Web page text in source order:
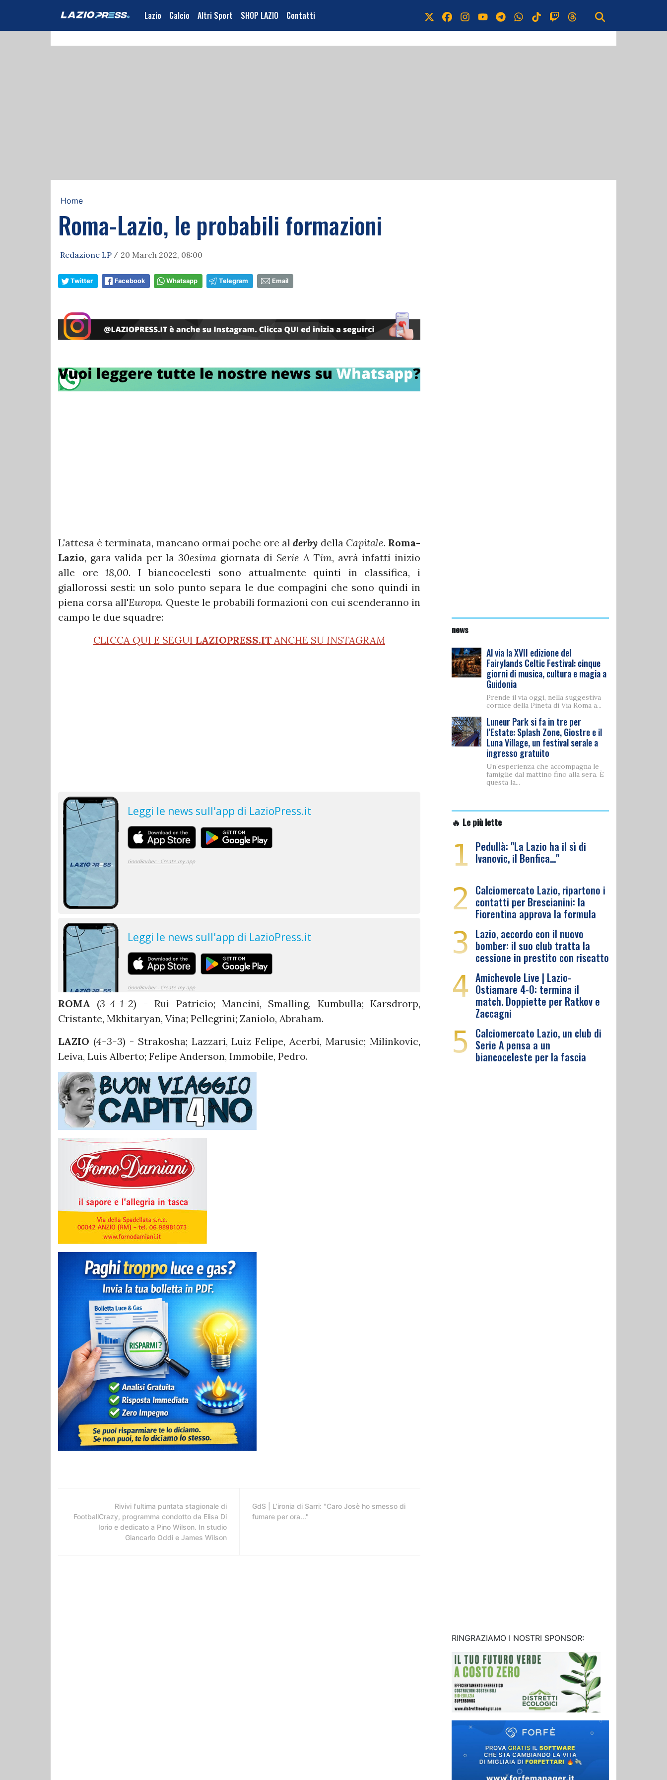
Lazio Calcio Altri Sport SHOP LAZIO Contatti
Home
Roma-Lazio, le probabili formazioni
Redazione LP / 20 March 2022, 08:00
Twitter Facebook Whatsapp Telegram Email
L'attesa è terminata, mancano ormai poche ore alderby della Capitale. Roma-
Lazio, gara valida per la30esima giornata di Serie A Tim, avrà infatti inizio
alle ore 18,00. I biancocelesti sono attualmente quinti in classifica, i
giallorossi sesti: un solo punto separa le due compagini che sono quindi in
piena corsa all'Europa. Queste le probabili formazioni con cui scenderanno in
campo le due squadre:
CLICCA QUI E SEGUI LAZIOPRESS.IT ANCHE SU INSTAGRAM
ROMA (3-4-1-2) - Rui Patricio; Mancini, Smalling, Kumbulla; Karsdrorp,
Cristante, Mkhitaryan, Vina; Pellegrini; Zaniolo, Abraham.
LAZIO (4-3-3) - Strakosha; Lazzari, Luiz Felipe, Acerbi, Marusic; Milinkovic,
Leiva, Luis Alberto; Felipe Anderson, Immobile, Pedro.
Rivivi l'ultima puntata stagionale di
FootballCrazy, programma condotto da Elisa Di
Iorio e dedicato a Pino Wilson. In studio
Giancarlo Oddi e James Wilson
GdS | L’ironia di Sarri: "Caro Josè ho smesso di
fumare per ora..."
news
Al via la XVII edizione del
Fairylands Celtic Festival: cinque
giorni di musica, cultura e magia a
Guidonia
Prende il via oggi, nella suggestiva
cornice della Pineta di Via Roma a...
Luneur Park si fa in tre per
l’Estate: Splash Zone, Giostre e il
Luna Village, un festival serale a
ingresso gratuito
Un’esperienza che accompagna le
famiglie dal mattino fino alla sera. È
questa la...
🔥 Le più lette
1 Pedullà: "La Lazio ha il sì di
Ivanovic, il Benfica…"
2 Calciomercato Lazio, ripartono i
contatti per Brescianini: la
Fiorentina approva la formula
3 Lazio, accordo con il nuovo
bomber: il suo club tratta la
cessione in prestito con riscatto
4 Amichevole Live | Lazio-
Ostiamare 4-0: termina il
match. Doppiette per Ratkov e
Zaccagni
5 Calciomercato Lazio, un club di
Serie A pensa a un
biancoceleste per la fascia
RINGRAZIAMO I NOSTRI SPONSOR: